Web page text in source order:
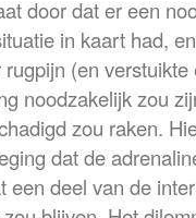
door dat er een
in kaart had,
(en
noodzakelijk zou
zou raken.
dat de
een deel van de